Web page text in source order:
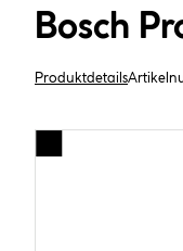
Bosch
Produktdetails